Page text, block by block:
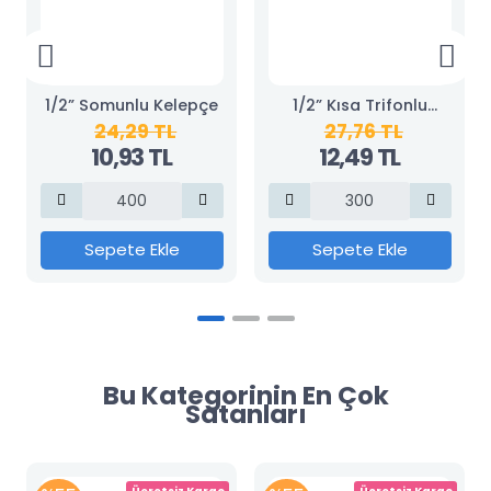
1/2” Somunlu Kelepçe
24,29 TL
10,93 TL
Sepete Ekle
1/2” Kısa Trifonlu
Kelepçe
27,76 TL
12,49 TL
Sepete Ekle
Bu Kategorinin En Çok
Satanları